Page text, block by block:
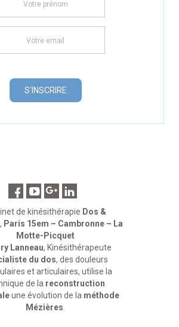
de kinésithérapie Dos &
, Paris 15em – Cambronne – La
Motte-Picquet
Lanneau, Kinésithérapeute
du dos, des douleurs
et articulaires, utilise la
de la reconstruction
une évolution de la méthode
Mézières